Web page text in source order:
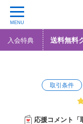
MENU
入会特典 送料無料
取引条件
応援コメント「